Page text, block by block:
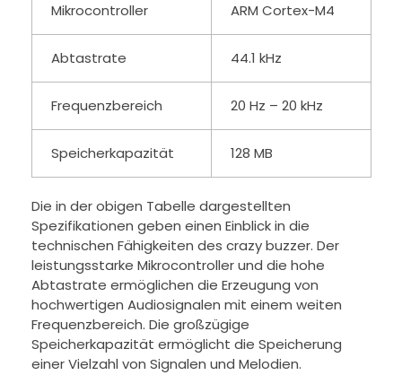
Mikrocontroller ARM Cortex-M4
Abtastrate 44.1 kHz
Frequenzbereich 20 Hz – 20 kHz
Speicherkapazität 128 MB
Die in der obigen Tabelle dargestellten
Spezifikationen geben einen Einblick in die
technischen Fähigkeiten des crazy buzzer. Der
leistungsstarke Mikrocontroller und die hohe
Abtastrate ermöglichen die Erzeugung von
hochwertigen Audiosignalen mit einem weiten
Frequenzbereich. Die großzügige
Speicherkapazität ermöglicht die Speicherung
einer Vielzahl von Signalen und Melodien.